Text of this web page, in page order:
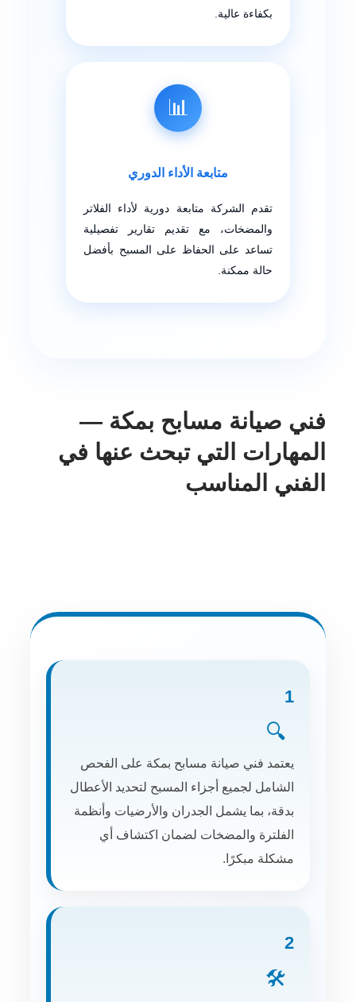
بكفاءة عالية.
📊
متابعة الأداء الدوري
تقدم الشركة متابعة دورية لأداء الفلاتر
والمضخات، مع تقديم تقارير تفصيلية
تساعد على الحفاظ على المسبح بأفضل
حالة ممكنة.
فني صيانة مسابح بمكة —
المهارات التي تبحث عنها في
الفني المناسب
1
🔍
يعتمد فني صيانة مسابح بمكة على الفحص
الشامل لجميع أجزاء المسبح لتحديد الأعطال
بدقة، بما يشمل الجدران والأرضيات وأنظمة
الفلترة والمضخات لضمان اكتشاف أي
مشكلة مبكرًا.
2
🛠️